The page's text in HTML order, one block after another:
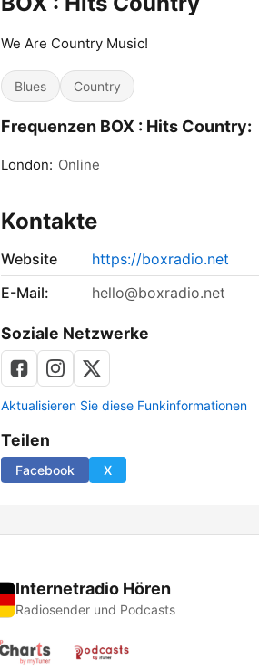
We Are Country Music!
Blues Country
Frequenzen BOX : Hits Country:
London: Online
Kontakte
Website
https://boxradio.net
E-Mail:
hello@boxradio.net
Soziale Netzwerke
Aktualisieren Sie diese Funkinformationen
Teilen
Facebook X
Internetradio Hören
Radiosender und Podcasts